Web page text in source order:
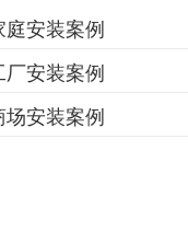
庭安装案例
厂安装案例
场安装案例